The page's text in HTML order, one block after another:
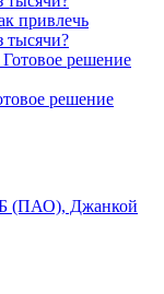
привлечь
тысячи?
решение
(ПАО), Джанкой